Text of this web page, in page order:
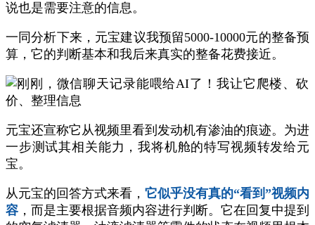
说也是需要注意的信息。
一同分析下来，元宝建议我预留5000-10000元的整备预
算，它的判断基本和我后来真实的整备花费接近。
元宝还宣称它从视频里看到发动机有渗油的痕迹。为进
一步测试其相关能力，我将机舱的特写视频转发给元
宝。
从元宝的回答方式来看， 它似乎没有真的“看到”视频内
容 ，而是主要根据音频内容进行判断。它在回复中提到